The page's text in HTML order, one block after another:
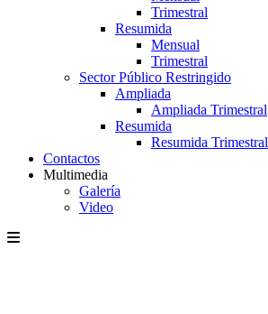
Trimestral
Resumida
Mensual
Trimestral
Sector Público Restringido
Ampliada
Ampliada Trimestral
Resumida
Resumida Trimestral
Contactos
Multimedia
Galería
Video